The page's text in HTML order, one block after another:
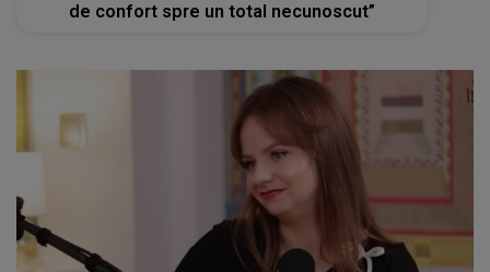
de confort spre un total necunoscut”